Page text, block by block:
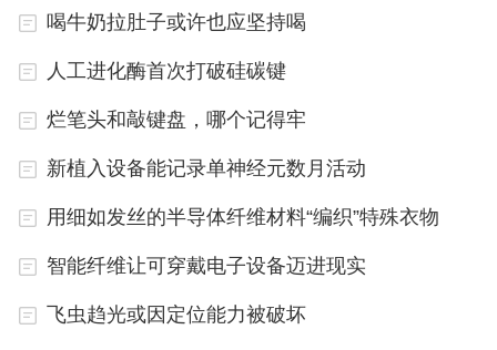
织，更年期的到来可以被进一步推迟。
研究人员表示，还可用新技术设法将卵泡存活率提
高。如能提高到80%，再进行3—6次手术，则可能
将更年期推迟47年。这意味着对于30岁以下的女性
喝牛奶拉肚子或许也应坚持喝
人工进化酶首次打破硅碳键
烂笔头和敲键盘，哪个记得牢
新植入设备能记录单神经元数月活动
用细如发丝的半导体纤维材料“编织”特殊衣物
智能纤维让可穿戴电子设备迈进现实
飞虫趋光或因定位能力被破坏